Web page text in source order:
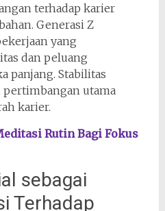
terhadap karier
Generasi Z
yang
dan peluang
panjang. Stabilitas
utama
karier.
Rutin Bagi Fokus
sebagai
Terhadap